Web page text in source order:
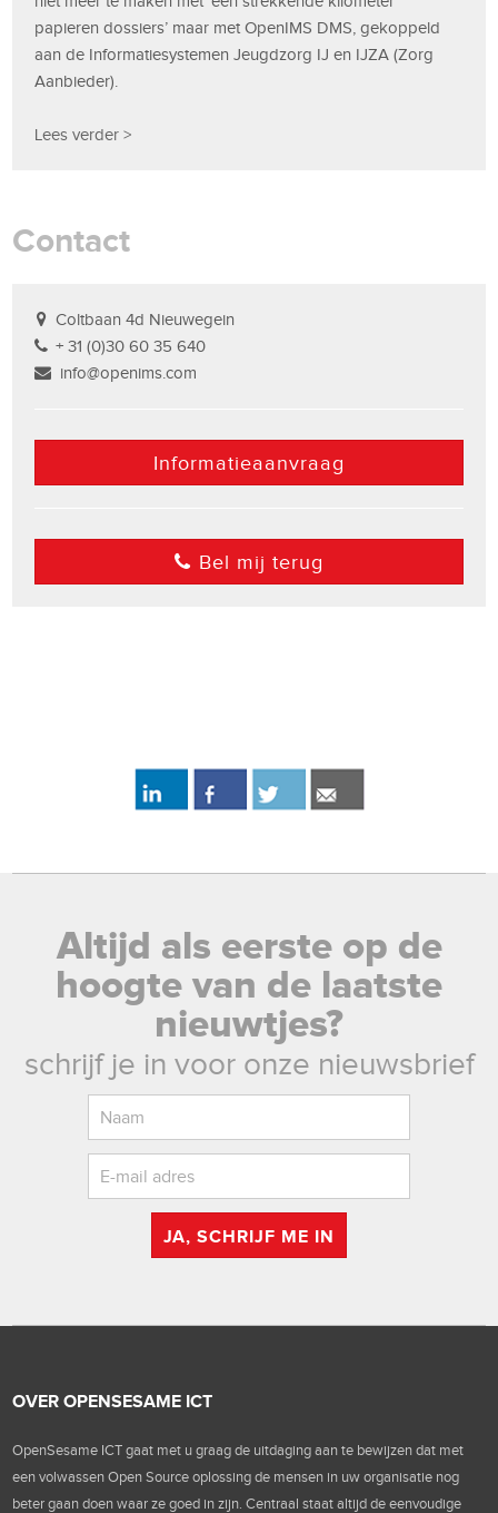
papieren dossiers’ maar met OpenIMS DMS, gekoppeld
aan de Informatiesystemen Jeugdzorg IJ en IJZA (Zorg
Aanbieder).
Lees verder >
Contact
Coltbaan 4d Nieuwegein
+ 31 (0)30 60 35 640
info@openims.com
Informatieaanvraag
Bel mij terug
Altijd als eerste op de
hoogte van de laatste
nieuwtjes?
schrijf je in voor onze nieuwsbrief
JA, SCHRIJF ME IN
OVER OPENSESAME ICT
OpenSesame ICT gaat met u graag de uitdaging aan te bewijzen dat met
een volwassen Open Source oplossing de mensen in uw organisatie nog
beter gaan doen waar ze goed in zijn. Centraal staat altijd de eenvoudige